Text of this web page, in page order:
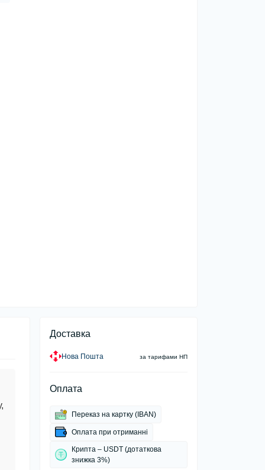
Доставка
Нова Пошта за тарифами НП
Оплата
Переказ на картку (IBAN)
Оплата при отриманні
Крипта – USDT (дотаткова
знижка 3%)